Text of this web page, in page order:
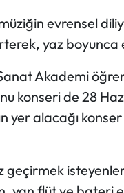
evrensel
yaz boyunca
Akademi
konseri de 28
yer alacağı
geçirmek